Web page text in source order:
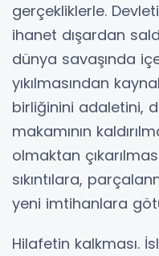
gerçekliklerle.
ihanet dışardan
dünya savaşında
yıkılmasından
birliğinini adaletini,
makamının
olmaktan
sıkıntılara,
yeni imtihanlara
Hilafetin kalkması.